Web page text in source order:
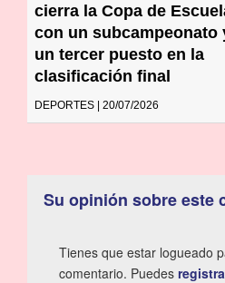
cierra la Copa de
con un subcampeonato
un tercer puesto en la
clasificación final
DEPORTES | 20/07/2026
Su opinión sobre este
Tienes que estar logueado
comentario. Puedes